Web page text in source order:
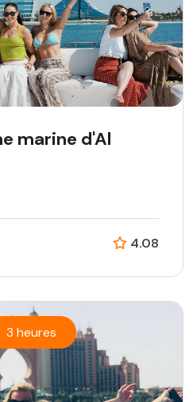
marine d'Al
4.08
3 heures